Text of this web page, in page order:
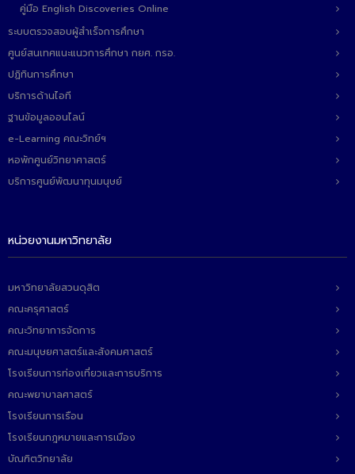
คู่มือ English Discoveries Online
ระบบตรวจสอบผู้สำเร็จการศึกษา
ศูนย์สนเทศแนะแนวการศึกษา กยศ. กรอ.
ปฏิทินการศึกษา
บริการด้านไอที
ฐานข้อมูลออนไลน์
e-Learning คณะวิทย์ฯ
หอพักศูนย์วิทยาศาสตร์
บริการศูนย์พัฒนาทุนมนุษย์
หน่วยงานมหาวิทยาลัย
มหาวิทยาลัยสวนดุสิต
คณะครุศาสตร์
คณะวิทยาการจัดการ
คณะมนุษยศาสตร์และสังคมศาสตร์
โรงเรียนการท่องเที่ยวและการบริการ
คณะพยาบาลศาสตร์
โรงเรียนการเรือน
โรงเรียนกฎหมายและการเมือง
บัณฑิตวิทยาลัย